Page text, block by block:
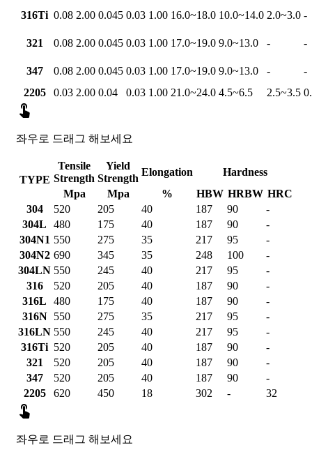
316Ti 0.08 2.00 0.045 0.03 1.00 16.0~18.0 10.0~14.0 2.0~3.0 -
321 0.08 2.00 0.045 0.03 1.00 17.0~19.0 9.0~13.0 - -
347 0.08 2.00 0.045 0.03 1.00 17.0~19.0 9.0~13.0 -
-
2205
0.03 2.00 0.04 0.03 1.00 21.0~24.0 4.5~6.5 2.5~3.5

좌우로 드래그 해보세요
TYPE
Tensile
Strength
Yield
Strength
Elongation
Hardness
Mpa
Mpa % HBW HRBW HRC
304
520 205 40 187 90
-
304L
480 175 40 187 90
-
304N1 550 275 35 217 95
-
304N2 690 345 35 248 100
-
304LN 550 245 40 217 95
-
316
520 205 40 187 90
-
316L
480 175 40 187 90
-
316N
550 275 35 217 95
-
316LN 550 245 40 217 95
-
316Ti 520 205 40 187 90
-
321
520 205 40 187 90
-
347
520 205 40 187 90
-
2205
620 450 18 302 - 32

좌우로 드래그 해보세요